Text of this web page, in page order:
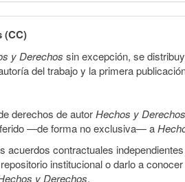
(CC)
y Derechos sin excepción, se
del trabajo y la primera
derechos de autorHechos y Derechos
—de forma no exclusiva— a
acuerdos contractuales
institucional o darlo a
y Derechos.